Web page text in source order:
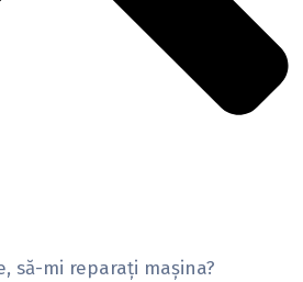
să-mi reparați mașina?